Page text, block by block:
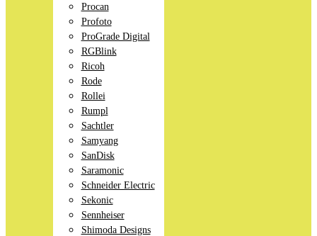
Procan
Profoto
ProGrade Digital
RGBlink
Ricoh
Rode
Rollei
Rumpl
Sachtler
Samyang
SanDisk
Saramonic
Schneider Electric
Sekonic
Sennheiser
Shimoda Designs